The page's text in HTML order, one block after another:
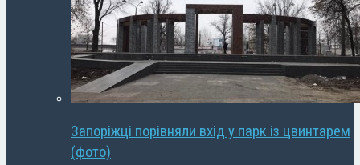
Запоріжці порівняли вхід у парк із цвинтарем
(фото)